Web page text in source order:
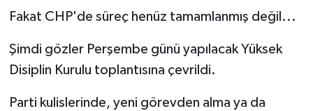
Fakat CHP'de süreç henüz tamamlanmış değil...
Şimdi gözler Perşembe günü yapılacak Yüksek
Disiplin Kurulu toplantısına çevrildi.
Parti kulislerinde, yeni görevden alma ya da